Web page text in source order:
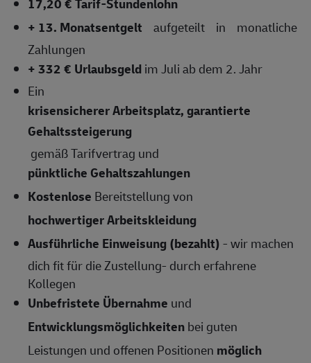
+ 13. Monatsentgelt aufgeteilt in monatliche
Zahlungen
+ 332 € Urlaubsgeldim Juli ab dem 2. Jahr
Ein
krisensicherer Arbeitsplatz, garantierte
Gehaltssteigerung
gemäß Tarifvertrag und
pünktliche Gehaltszahlungen
Kostenlose Bereitstellung von
hochwertiger Arbeitskleidung
Ausführliche Einweisung (bezahlt)- wir machen
dich fit für die Zustellung- durch erfahrene
Kollegen
Unbefristete Übernahme und
Entwicklungsmöglichkeitenbei guten
Leistungen und offenen Positionen möglich